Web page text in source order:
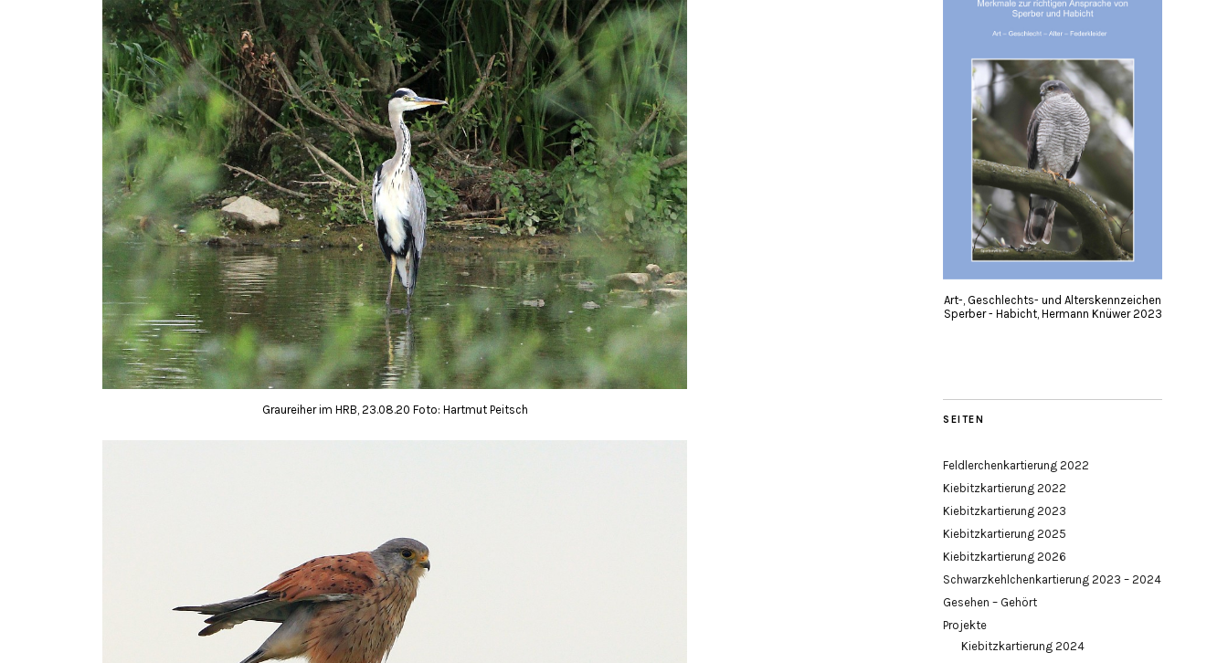
Graureiher im HRB, 23.08.20 Foto: Hartmut Peitsch
Art-, Geschlechts- und Alterskennzeichen
Sperber - Habicht, Hermann Knüwer 2023
SEITEN
Feldlerchenkartierung 2022
Kiebitzkartierung 2022
Kiebitzkartierung 2023
Kiebitzkartierung 2025
Kiebitzkartierung 2026
Schwarzkehlchenkartierung 2023 – 2024
Gesehen – Gehört
Projekte
Kiebitzkartierung 2024